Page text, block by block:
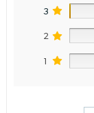
3
2
1